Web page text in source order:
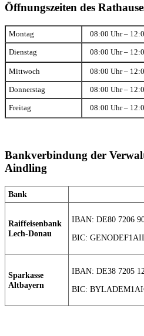
Öffnungszeiten des
Montag 08:00 Uhr –
Dienstag 08:00 Uhr –
Mittwoch 08:00 Uhr –
Donnerstag 08:00 Uhr –
Freitag 08:00 Uhr –
Bankverbindung der
Aindling
Bank
Raiffeisenbank
Lech-Donau
IBAN: DE80 7206
BIC:
Sparkasse
Altbayern
IBAN: DE38 7205
BIC: